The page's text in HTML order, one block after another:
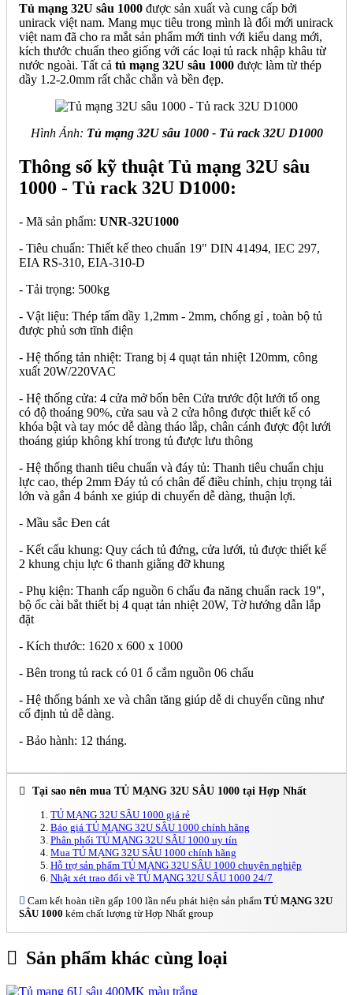
Tủ mạng 32U sâu 1000 được sản xuất và cung cấp bởi
unirack việt nam. Mang mục tiêu trong mình là đổi mới unirack
việt nam đã cho ra mắt sản phẩm mới tinh với kiểu dang mới,
kích thước chuẩn theo giống với các loại tủ rack nhập khâu từ
nước ngoài. Tất cả tủ mạng 32U sâu 1000 được làm từ thép
dầy 1.2-2.0mm rất chắc chắn và bền đẹp.
Hình Ảnh: Tủ mạng 32U sâu 1000 - Tủ rack 32U D1000
Thông số kỹ thuật Tủ mạng 32U sâu
1000 - Tủ rack 32U D1000:
- Mã sản phẩm: UNR-32U1000
- Tiêu chuẩn: Thiết kế theo chuẩn 19" DIN 41494, IEC 297,
EIA RS-310, EIA-310-D
- Tải trọng: 500kg
- Vật liệu: Thép tấm dầy 1,2mm - 2mm, chống gỉ , toàn bộ tủ
được phủ sơn tĩnh điện
- Hệ thống tản nhiệt: Trang bị 4 quạt tản nhiệt 120mm, công
xuất 20W/220VAC
- Hệ thống cửa: 4 cửa mở bốn bên Cửa trước đột lưới tổ ong
có độ thoáng 90%, cửa sau và 2 cửa hông được thiết kế có
khóa bật và tay móc dễ dàng tháo lắp, chân cánh được đột lưới
thoáng giúp không khí trong tủ được lưu thông
- Hệ thống thanh tiêu chuẩn và đáy tủ: Thanh tiêu chuẩn chịu
lực cao, thép 2mm Đáy tủ có chân đế điều chỉnh, chịu trọng tải
lớn và gắn 4 bánh xe giúp di chuyển dễ dàng, thuận lợi.
- Mầu sắc Đen cát
- Kết cấu khung: Quy cách tủ đứng, cửa lưới, tủ được thiết kế
2 khung chịu lực 6 thanh giằng đỡ khung
- Phụ kiện: Thanh cấp nguồn 6 chấu đa năng chuẩn rack 19",
bộ ốc cài bắt thiết bị 4 quạt tản nhiệt 20W, Tờ hướng dẫn lắp
đặt
- Kích thước: 1620 x 600 x 1000
- Bên trong tủ rack có 01 ổ cắm nguồn 06 chấu
- Hệ thống bánh xe và chân tăng giúp dễ di chuyển cũng như
cố định tủ dễ dàng.
- Bảo hành: 12 tháng.
Tại sao nên mua TỦ MẠNG 32U SÂU 1000 tại Hợp Nhất
TỦ MẠNG 32U SÂU 1000 giá rẻ
Báo giá TỦ MẠNG 32U SÂU 1000 chính hãng
Phân phối TỦ MẠNG 32U SÂU 1000 uy tín
Mua TỦ MẠNG 32U SÂU 1000 chính hãng
Hỗ trợ sản phẩm TỦ MẠNG 32U SÂU 1000 chuyên nghiệp
Nhật xét trao đổi về TỦ MẠNG 32U SÂU 1000 24/7
Cam kết hoàn tiền gấp 100 lần nếu phát hiện sản phẩm TỦ MẠNG 32U
SÂU 1000 kém chất lượng từ Hợp Nhất group
Sản phẩm khác cùng loại